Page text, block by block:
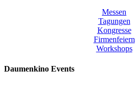
Messen
Tagungen
Kongresse
Firmenfeiern
Workshops
Daumenkino Events